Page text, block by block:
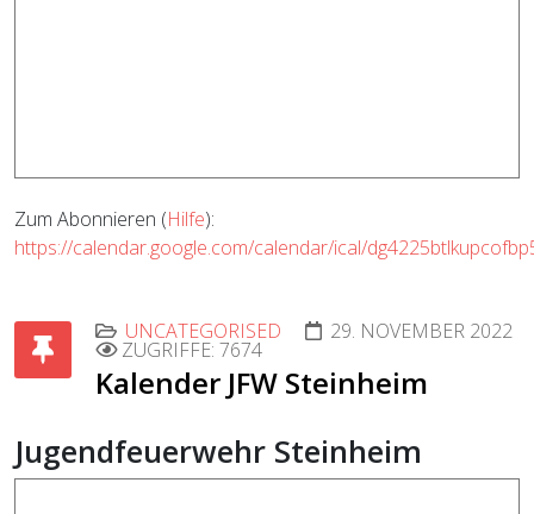
Zum Abonnieren (Hilfe):
https://calendar.google.com/calendar/ical/
UNCATEGORISED 29. NOVEMBER 2022
ZUGRIFFE: 7674
Kalender JFW Steinheim
Jugendfeuerwehr Steinheim